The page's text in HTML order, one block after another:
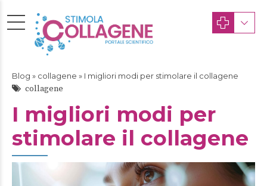
Blog » collagene » I migliori modi per stimolare il collagene
collagene
I migliori modi per
stimolare il collagene